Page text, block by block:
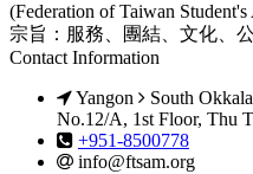
(Federation of Taiwan
宗旨：服務、團結、文化、公
Contact Information
Yangon
South
No.12/A, 1st Floor, Thu
+951-8500778
info@ftsam.org